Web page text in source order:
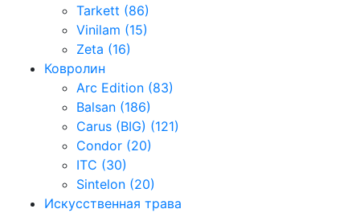
Tarkett (86)
Vinilam (15)
Zeta (16)
Ковролин
Arc Edition (83)
Balsan (186)
Carus (BIG) (121)
Condor (20)
ITC (30)
Sintelon (20)
Искусственная трава